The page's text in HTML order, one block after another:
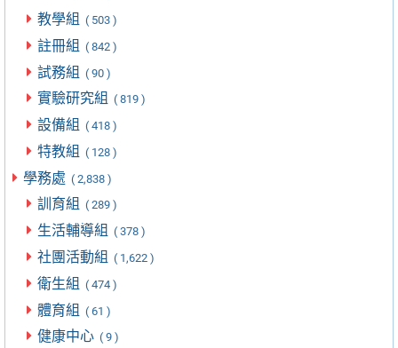
教學組 ( 503 )
註冊組 ( 842 )
試務組 ( 90 )
實驗研究組 ( 819 )
設備組 ( 418 )
特教組 ( 128 )
學務處 ( 2,838 )
訓育組 ( 289 )
生活輔導組 ( 378 )
社團活動組 ( 1,622 )
衛生組 ( 474 )
體育組 ( 61 )
健康中心 ( 9 )